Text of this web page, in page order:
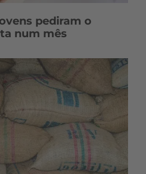
pediram o
num mês